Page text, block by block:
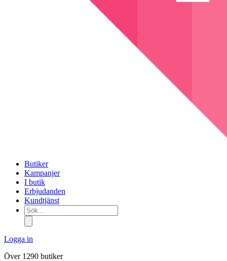
Butiker
Kampanjer
I butik
Erbjudanden
Kundtjänst
Sök...
Logga in
Över 1290 butiker